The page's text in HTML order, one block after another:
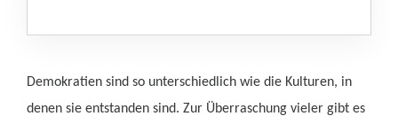
Demokratien sind so unterschiedlich wie die Kulturen, in
denen sie entstanden sind. Zur Überraschung vieler gibt es